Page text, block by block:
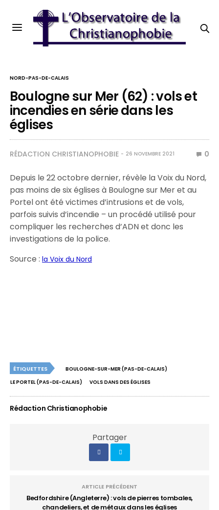
NORD-PAS-DE-CALAIS
Boulogne sur Mer (62) : vols et
incendies en série dans les
églises
RÉDACTION CHRISTIANOPHOBIE 26 NOVEMBRE 2021 0
Depuis le 22 octobre dernier, révèle la Voix du Nord,
pas moins de six églises à Boulogne sur Mer et au
Portel ont été victimes d’intrusions et de vols,
parfois suivis d’incendie – un procédé utilisé pour
compliquer les recherches d’ADN et donc les
investigations de la police.
Source :la Voix du Nord
ÉTIQUETTES
BOULOGNE-SUR-MER (PAS-DE-CALAIS)
LE PORTEL (PAS-DE-CALAIS)
VOLS DANS DES ÉGLISES
Rédaction Christianophobie
Partager
ARTICLE PRÉCÉDENT
Bedfordshire (Angleterre) : vols de pierres tombales,
chandeliers, et de métaux dans les églises